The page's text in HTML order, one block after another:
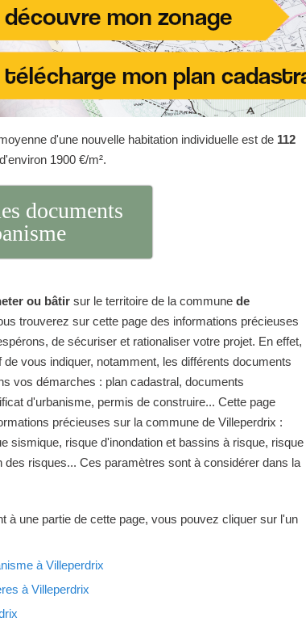
d'une nouvelle habitation individuelle est de 112
1900 €/m².
documents
ou bâtir sur le territoire de la commune de
trouverez sur cette page des informations précieuses
de sécuriser et rationaliser votre projet. En effet,
de vous indiquer, notamment, les différents documents
vos démarches : plan cadastral, documents
d'urbanisme, permis de construire... Cette page
précieuses sur la commune de Villeperdrix :
sismique, risque d'inondation et bassins à risque, risque
des risques... Ces paramètres sont à considérer dans la
à une partie de cette page, vous pouvez cliquer sur l'un
à Villeperdrix
à Villeperdrix